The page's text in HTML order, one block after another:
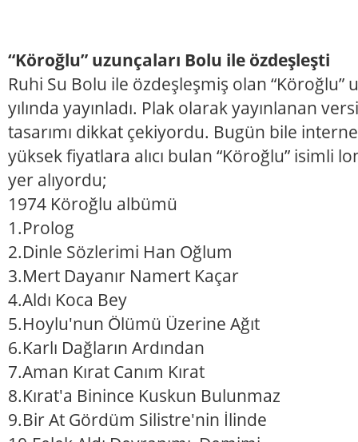
“Köroğlu” uzunçaları Bolu ile özdeşleşti
Ruhi Su Bolu ile özdeşleşmiş olan “Köroğlu”
yılında yayınladı. Plak olarak yayınlanan
tasarımı dikkat çekiyordu. Bugün bile
yüksek fiyatlara alıcı bulan “Köroğlu” isimli
yer alıyordu;
1974 Köroğlu albümü
1.Prolog
2.Dinle Sözlerimi Han Oğlum
3.Mert Dayanır Namert Kaçar
4.Aldı Koca Bey
5.Hoylu'nun Ölümü Üzerine Ağıt
6.Karlı Dağların Ardından
7.Aman Kırat Canım Kırat
8.Kırat'a Binince Kuskun Bulunmaz
9.Bir At Gördüm Silistre'nin İlinde